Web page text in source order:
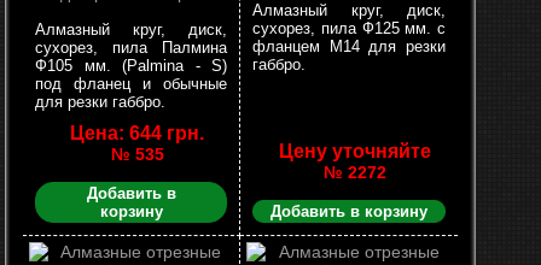
Алмазный круг, диск,
сухорез, пила Палмина
Ф105 мм. (Palmina - S)
под фланец и обычные
для резки габбро.
Цена: 644 грн.
№ 535
Добавить в
корзину
Алмазный круг, диск,
сухорез, пила Ф125 мм. с
фланцем М14 для резки
габбро.
Цену уточняйте
№ 2272
Добавить в корзину